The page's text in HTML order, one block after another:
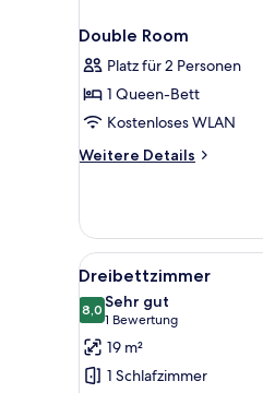
Double Room
Platz für 2 Personen
1 Queen-Bett
Kostenloses WLAN
Weitere Details
Weitere
Room
Alle
Fotos
für
Dreibettzimmer
anzeigen
4
Dreibettzimmer
8,08,0 von 10
Sehr gut
1 Bewertung
(1
Bewertung)
19 m²
1 Schlafzimmer